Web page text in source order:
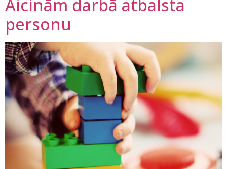
Aicinām darbā atbalsta
personu